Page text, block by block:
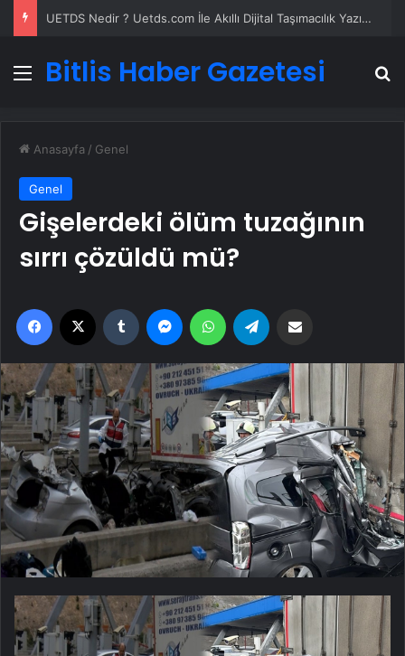
UETDS Nedir ? Uetds.com İle Akıllı Dijital Taşımacılık Yazılımı
Menü
Bitlis Haber Gazetesi
Anasayfa / Genel
Genel
Gişelerdeki ölüm tuzağının
sırrı çözüldü mü?
Facebook Tumblr MessengerWhatsApp